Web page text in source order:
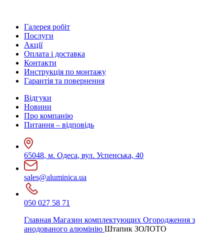
Галерея робіт
Послуги
Акції
Оплата і доставка
Контакти
Инструкція по монтажу
Гарантія та повернення
Відгуки
Новини
Про компанію
Питання – відповідь
65048, м. Одеса, вул. Успенська, 40
sales@aluminica.ua
050 027 58 71
Главная Магазин комплектующих Огородження з
анодованого алюмінію Штапик ЗОЛОТО